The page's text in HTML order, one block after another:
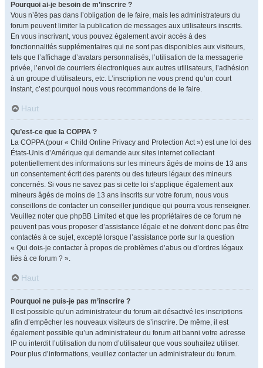
Pourquoi ai-je besoin de m’inscrire ?
Vous n’êtes pas dans l’obligation de le faire, mais les administrateurs du
forum peuvent limiter la publication de messages aux utilisateurs inscrits.
En vous inscrivant, vous pouvez également avoir accès à des
fonctionnalités supplémentaires qui ne sont pas disponibles aux visiteurs,
tels que l’affichage d’avatars personnalisés, l’utilisation de la messagerie
privée, l’envoi de courriers électroniques aux autres utilisateurs, l’adhésion
à un groupe d’utilisateurs, etc. L’inscription ne vous prend qu’un court
instant, c’est pourquoi nous vous recommandons de le faire.
Haut
Qu’est-ce que la COPPA ?
La COPPA (pour « Child Online Privacy and Protection Act ») est une loi des
États-Unis d’Amérique qui demande aux sites internet collectant
potentiellement des informations sur les mineurs âgés de moins de 13 ans
un consentement écrit des parents ou des tuteurs légaux des mineurs
concernés. Si vous ne savez pas si cette loi s’applique également aux
mineurs âgés de moins de 13 ans inscrits sur votre forum, nous vous
conseillons de contacter un conseiller juridique qui pourra vous renseigner.
Veuillez noter que phpBB Limited et que les propriétaires de ce forum ne
peuvent pas vous proposer d’assistance légale et ne doivent donc pas être
contactés à ce sujet, excepté lorsque l’assistance porte sur la question
« Qui dois-je contacter à propos de problèmes d’abus ou d’ordres légaux
liés à ce forum ? ».
Haut
Pourquoi ne puis-je pas m’inscrire ?
Il est possible qu’un administrateur du forum ait désactivé les inscriptions
afin d’empêcher les nouveaux visiteurs de s’inscrire. De même, il est
également possible qu’un administrateur du forum ait banni votre adresse
IP ou interdit l’utilisation du nom d’utilisateur que vous souhaitez utiliser.
Pour plus d’informations, veuillez contacter un administrateur du forum.